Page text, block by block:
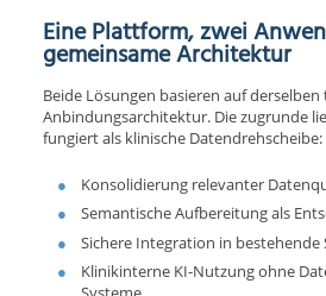
Eine Plattform, zwei
gemeinsame Architektur
Beide Lösungen basieren auf
Anbindungsarchitektur. Die zugrunde
fungiert als klinische Datendrehscheibe:
Konsolidierung relevanter
Semantische Aufbereitung als
Sichere Integration in bestehende
Klinikinterne KI-Nutzung ohne